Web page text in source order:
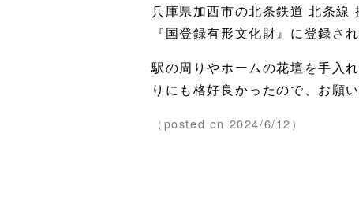
兵庫県加西市の北条鉄道 北条
『国登録有形文化財』に登録され
駅の周りやホームの花壇を手入
りにも格好良かったので、お願
（posted on 2024/6/12）